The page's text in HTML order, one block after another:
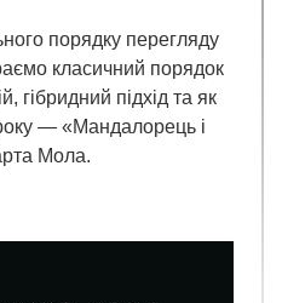
порядку перегляду
класичний порядок
гібридний підхід та як
— «Мандалорець і
Мола.